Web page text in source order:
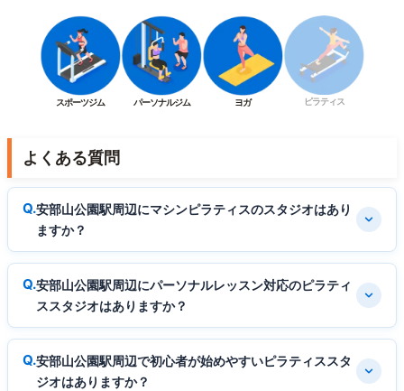
スポーツジム パーソナルジム ヨガ ピラティス
よくある質問
安部山公園駅周辺にマシンピラティスのスタジオはあり
ますか？
安部山公園駅周辺にパーソナルレッスン対応のピラティ
ススタジオはありますか？
安部山公園駅周辺で初心者が始めやすいピラティススタ
ジオはありますか？